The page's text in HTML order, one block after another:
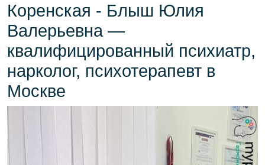
Коренская - Блыш Юлия
Валерьевна —
квалифицированный психиатр,
нарколог, психотерапевт в
Москве